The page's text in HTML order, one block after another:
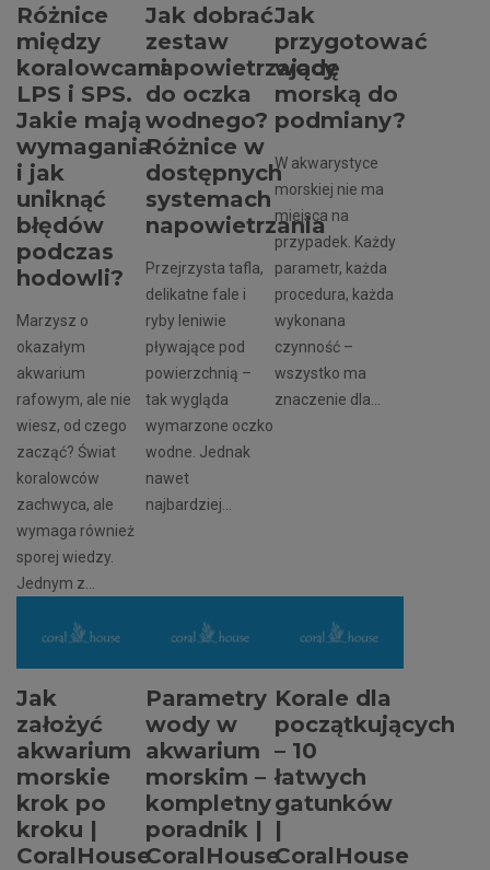
Różnice
między
koralowcami
LPS i SPS.
Jakie mają
wymagania
i jak
uniknąć
błędów
podczas
hodowli?
Marzysz o
okazałym
akwarium
rafowym, ale nie
wiesz, od czego
zacząć? Świat
koralowców
zachwyca, ale
wymaga również
sporej wiedzy.
Jednym z...
Jak dobrać
zestaw
napowietrzający
do oczka
wodnego?
Różnice w
dostępnych
systemach
napowietrzania
Przejrzysta tafla,
delikatne fale i
ryby leniwie
pływające pod
powierzchnią –
tak wygląda
wymarzone oczko
wodne. Jednak
nawet
najbardziej...
Jak
przygotować
wodę
morską do
podmiany?
W akwarystyce
morskiej nie ma
miejsca na
przypadek. Każdy
parametr, każda
procedura, każda
wykonana
czynność –
wszystko ma
znaczenie dla...
Jak
założyć
akwarium
morskie
krok po
kroku |
CoralHouse
Parametry
wody w
akwarium
morskim –
kompletny
poradnik |
CoralHouse
Korale dla
początkujących
– 10
łatwych
gatunków
|
CoralHouse